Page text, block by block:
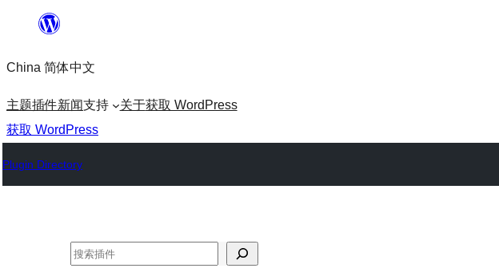
内
容
China 简体中文
主题插件新闻支持 关于获取 WordPress
获取 WordPress
Plugin Directory
搜